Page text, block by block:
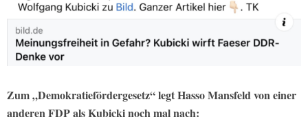
Zum „Demokratiefördergesetz“ legt Hasso Mansfeld von einer
anderen FDP als Kubicki noch mal nach: